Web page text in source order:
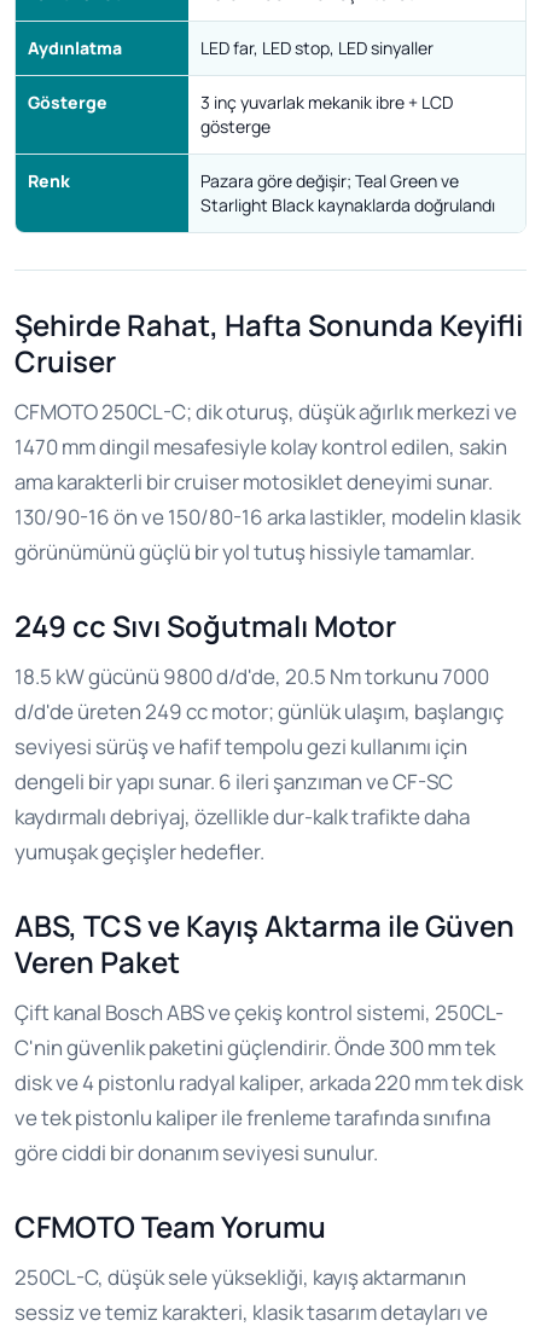
Aydınlatma LED far, LED stop, LED sinyaller
Gösterge
3 inç yuvarlak mekanik ibre + LCD
gösterge
Renk
Pazara göre değişir; Teal Green ve
Starlight Black kaynaklarda doğrulandı
Şehirde Rahat, Hafta Sonunda Keyifli
Cruiser
CFMOTO 250CL-C; dik oturuş, düşük ağırlık merkezi ve
1470 mm dingil mesafesiyle kolay kontrol edilen, sakin
ama karakterli bir cruiser motosiklet deneyimi sunar.
130/90-16 ön ve 150/80-16 arka lastikler, modelin klasik
görünümünü güçlü bir yol tutuş hissiyle tamamlar.
249 cc Sıvı Soğutmalı Motor
18.5 kW gücünü 9800 d/d'de, 20.5 Nm torkunu 7000
d/d'de üreten 249 cc motor; günlük ulaşım, başlangıç
seviyesi sürüş ve hafif tempolu gezi kullanımı için
dengeli bir yapı sunar. 6 ileri şanzıman ve CF-SC
kaydırmalı debriyaj, özellikle dur-kalk trafikte daha
yumuşak geçişler hedefler.
ABS, TCS ve Kayış Aktarma ile Güven
Veren Paket
Çift kanal Bosch ABS ve çekiş kontrol sistemi, 250CL-
C'nin güvenlik paketini güçlendirir. Önde 300 mm tek
disk ve 4 pistonlu radyal kaliper, arkada 220 mm tek disk
ve tek pistonlu kaliper ile frenleme tarafında sınıfına
göre ciddi bir donanım seviyesi sunulur.
CFMOTO Team Yorumu
250CL-C, düşük sele yüksekliği, kayış aktarmanın
sessiz ve temiz karakteri, klasik tasarım detayları ve